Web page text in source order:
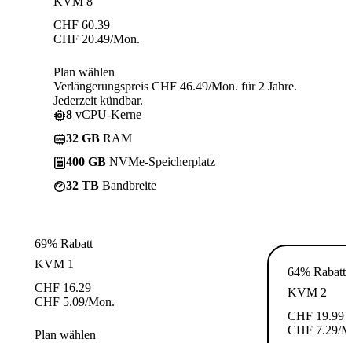
CHF 60.39
CHF 20.49/Mon.
Plan wählen
Verlängerungspreis CHF 46.49/Mon. für 2 Jahre.
Jederzeit kündbar.
8 vCPU-Kerne
32 GB RAM
400 GB NVMe-Speicherplatz
32 TB Bandbreite
69% Rabatt
KVM 1
CHF 16.29
CHF 5.09/Mon.
Plan wählen
64% Rabatt
KVM 2
CHF 19.99
CHF 7.29/